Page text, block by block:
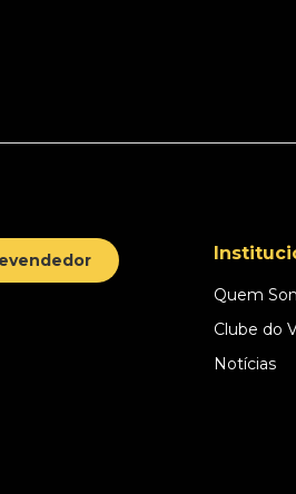
Quem
Clube do
Notícias